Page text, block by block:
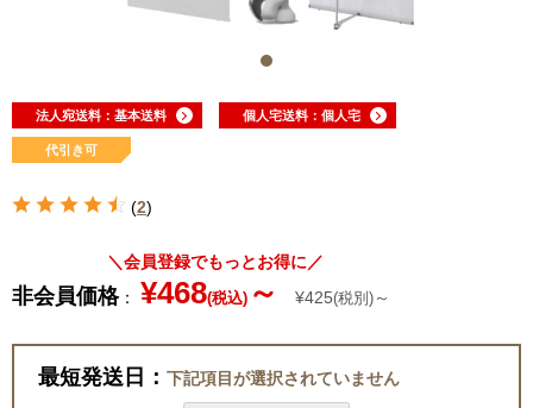
法人宛送料：基本送料 個人宅送料：個人宅
代引き可
(2)
＼会員登録でもっとお得に／
非会員価格： ¥468(税込) ～ ¥425(税別) ～
最短発送日： 下記項目が選択されていません